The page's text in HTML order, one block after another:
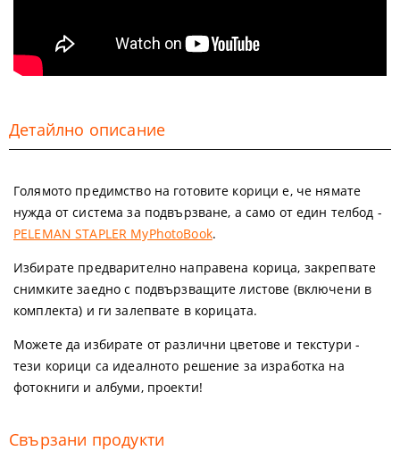
Детайлно описание
Голямото предимство на готовите корици е, че нямате
нужда от система за подвързване, а само от един телбод -
PELEMAN STAPLER MyPhotoBook.
Избирате предварително направена корица, закрепвате
снимките заедно с подвързващите листове (включени в
комплекта) и ги залепвате в корицата.
Можете да избирате от различни цветове и текстури -
тези корици са идеалното решение за изработка на
фотокниги и албуми, проекти!
Свързани продукти